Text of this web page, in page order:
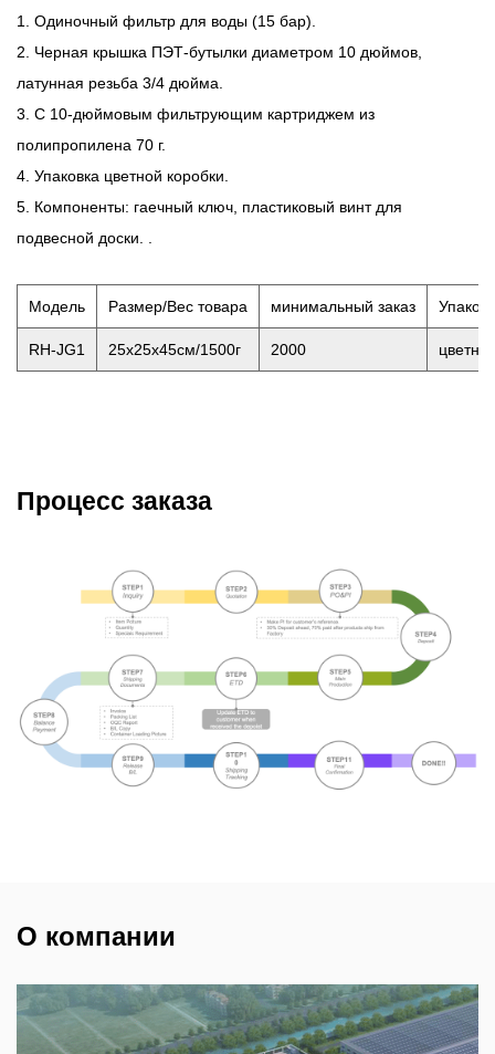
1. Одиночный фильтр для воды (15 бар).
2. Черная крышка ПЭТ-бутылки диаметром 10 дюймов,
латунная резьба 3/4 дюйма.
3. С 10-дюймовым фильтрующим картриджем из
полипропилена 70 г.
4. Упаковка цветной коробки.
5. Компоненты: гаечный ключ, пластиковый винт для
подвесной доски. .
Модель Размер/Вес товара минимальный заказ
RH-JG1 25x25x45см/1500г 2000
Процесс заказа
О компании